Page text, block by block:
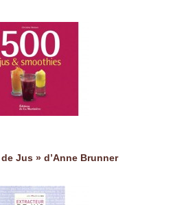
Jus » d’Anne Brunner